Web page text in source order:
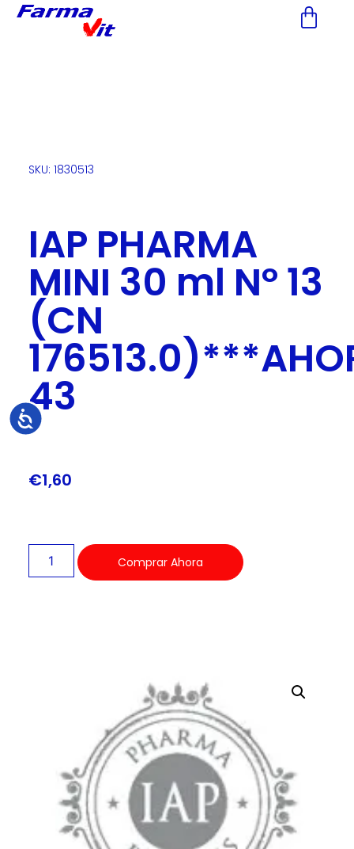
Nota:
accesibilidad.
Accesibilidad
SKU: 1830513
IAP PHARMA
MINI 30 ml Nº 13
(CN
43
€1,60
Comprar Ahora